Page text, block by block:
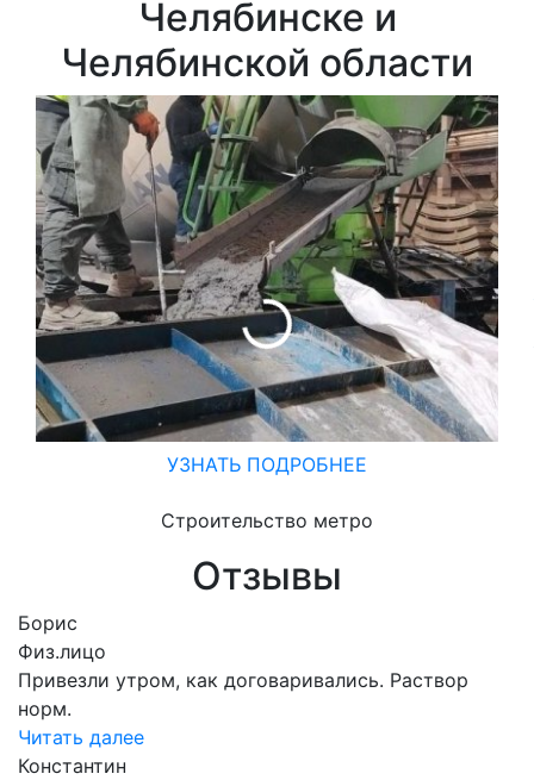
Челябинске и
Челябинской области
УЗНАТЬ ПОДРОБНЕЕ
Строительство метро
Отзывы
Борис
Физ.лицо
Привезли утром, как договаривались. Раствор
норм.
Читать далее
Константин